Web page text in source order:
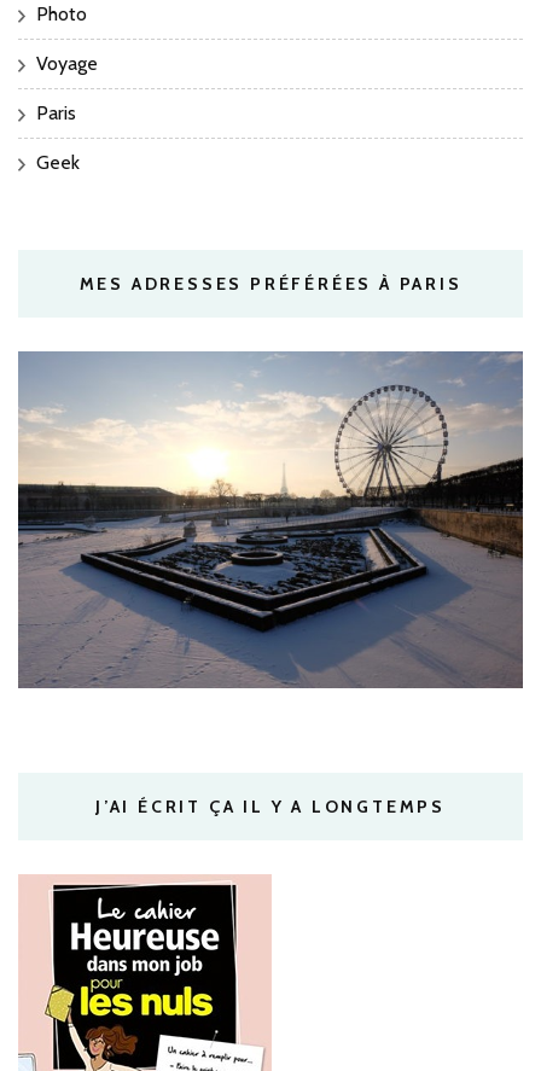
Photo
Voyage
Paris
Geek
MES ADRESSES PRÉFÉRÉES À PARIS
J’AI ÉCRIT ÇA IL Y A LONGTEMPS